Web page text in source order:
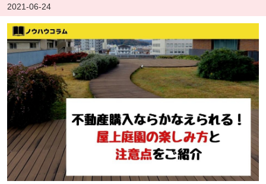
2021-06-24